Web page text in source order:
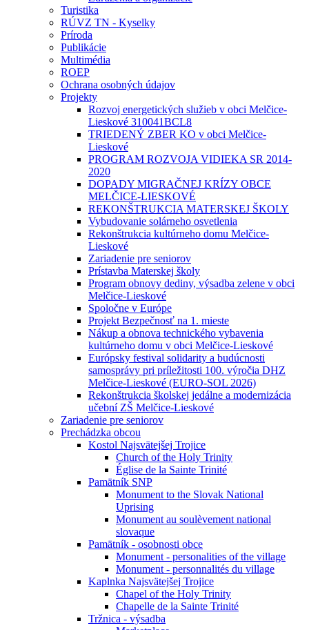
Turistika
RÚVZ TN - Kyselky
Príroda
Publikácie
Multimédia
ROEP
Ochrana osobných údajov
Projekty
Rozvoj energetických služieb v obci Melčice-
Lieskové 310041BCL8
TRIEDENÝ ZBER KO v obci Melčice-
Lieskové
PROGRAM ROZVOJA VIDIEKA SR 2014-
2020
DOPADY MIGRAČNEJ KRÍZY OBCE
MELČICE-LIESKOVÉ
REKONŠTRUKCIA MATERSKEJ ŠKOLY
Vybudovanie solárneho osvetlenia
Rekonštrukcia kultúrneho domu Melčice-
Lieskové
Zariadenie pre seniorov
Prístavba Materskej školy
Program obnovy dediny, výsadba zelene v obci
Melčice-Lieskové
Spoločne v Európe
Projekt Bezpečnosť na 1. mieste
Nákup a obnova technického vybavenia
kultúrneho domu v obci Melčice-Lieskové
Európsky festival solidarity a budúcnosti
samosprávy pri príležitosti 100. výročia DHZ
Melčice-Lieskové (EURO-SOL 2026)
Rekonštrukcia školskej jedálne a modernizácia
učební ZŠ Melčice-Lieskové
Zariadenie pre seniorov
Prechádzka obcou
Kostol Najsvätejšej Trojice
Church of the Holy Trinity
Église de la Sainte Trinité
Pamätník SNP
Monument to the Slovak National
Uprising
Monument au soulèvement national
slovaque
Pamätník - osobnosti obce
Monument - personalities of the village
Monument - personnalités du village
Kaplnka Najsvätejšej Trojice
Chapel of the Holy Trinity
Chapelle de la Sainte Trinité
Tržnica - výsadba